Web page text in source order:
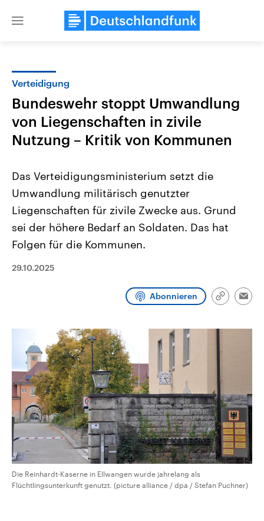
Close
Landtagswahl Sachsen-Anhalt
2026
Alle Informationen
Sachsen-Anhalt wählt am 6.
September 2026 einen neuen
Landtag. Seit 2021 wird das
CDU, SPD und FDP regiert.-
Wahlprogramme, aktuelle Berichte
und Hintergründe zu den Parteien
USA
Aktuelle Beiträge,
Hintergründe
Wirtschaftlich und
Programm Podcasts
Audio-Archiv
Verteidigung
Bundeswehr stoppt Umwandlung
von Liegenschaften in zivile
Nutzung – Kritik von Kommunen
Das Verteidigungsministerium setzt die
Umwandlung militärisch genutzter
Liegenschaften für zivile Zwecke aus. Grund
sei der höhere Bedarf an Soldaten. Das hat
Folgen für die Kommunen.
29.10.2025
Abonnieren
Link
Die Reinhardt-Kaserne in Ellwangen wurde jahrelang als
Flüchtlingsunterkunft genutzt. (picture alliance / dpa / Stefan Puchner)